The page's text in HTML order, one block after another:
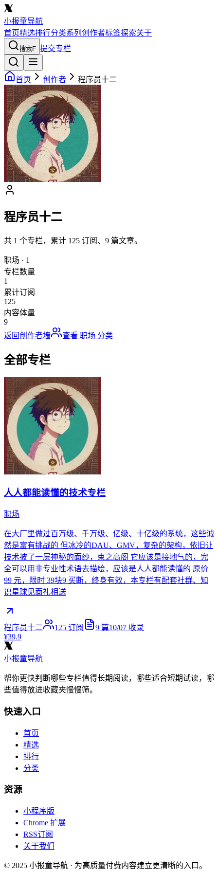
小报童导航
首页精选排行分类系列 创作者标签探索关于
搜索F 提交专栏
首页 创作者 程序员十二
程序员十二
共 1 个专栏，累计 125 订阅、 9 篇文章。
职场 · 1
专栏数量
1
累计订阅
125
内容体量
9
返回创作者墙
查看 职场 分类
全部专栏
人人都能读懂的技术专栏
职场
在大厂里做过百万级、千万级、亿级、十亿级的系统，这些诚
然是富有挑战的 但冰冷的DAU、GMV，复杂的架构，依旧让
技术披了一层神秘的面纱，束之高阁 它应该是接地气的，完
全可以用非专业性术语去描绘，应该是人人都能读懂的 原价
99 元，限时 39块9 买断，终身有效，本专栏有配套社群、知
识星球见面礼相送
程序员十二 125 订阅 9 篇10/07 收录
¥39.9
小报童导航
帮你更快判断哪些专栏值得长期阅读，哪些适合短期试读，哪
些值得放进收藏夹慢慢筛。
快速入口
首页
精选
排行
分类
资源
小程序版
Chrome 扩展
RSS订阅
关于我们
© 2025 小报童导航 · 为高质量付费内容建立更清晰的入口。